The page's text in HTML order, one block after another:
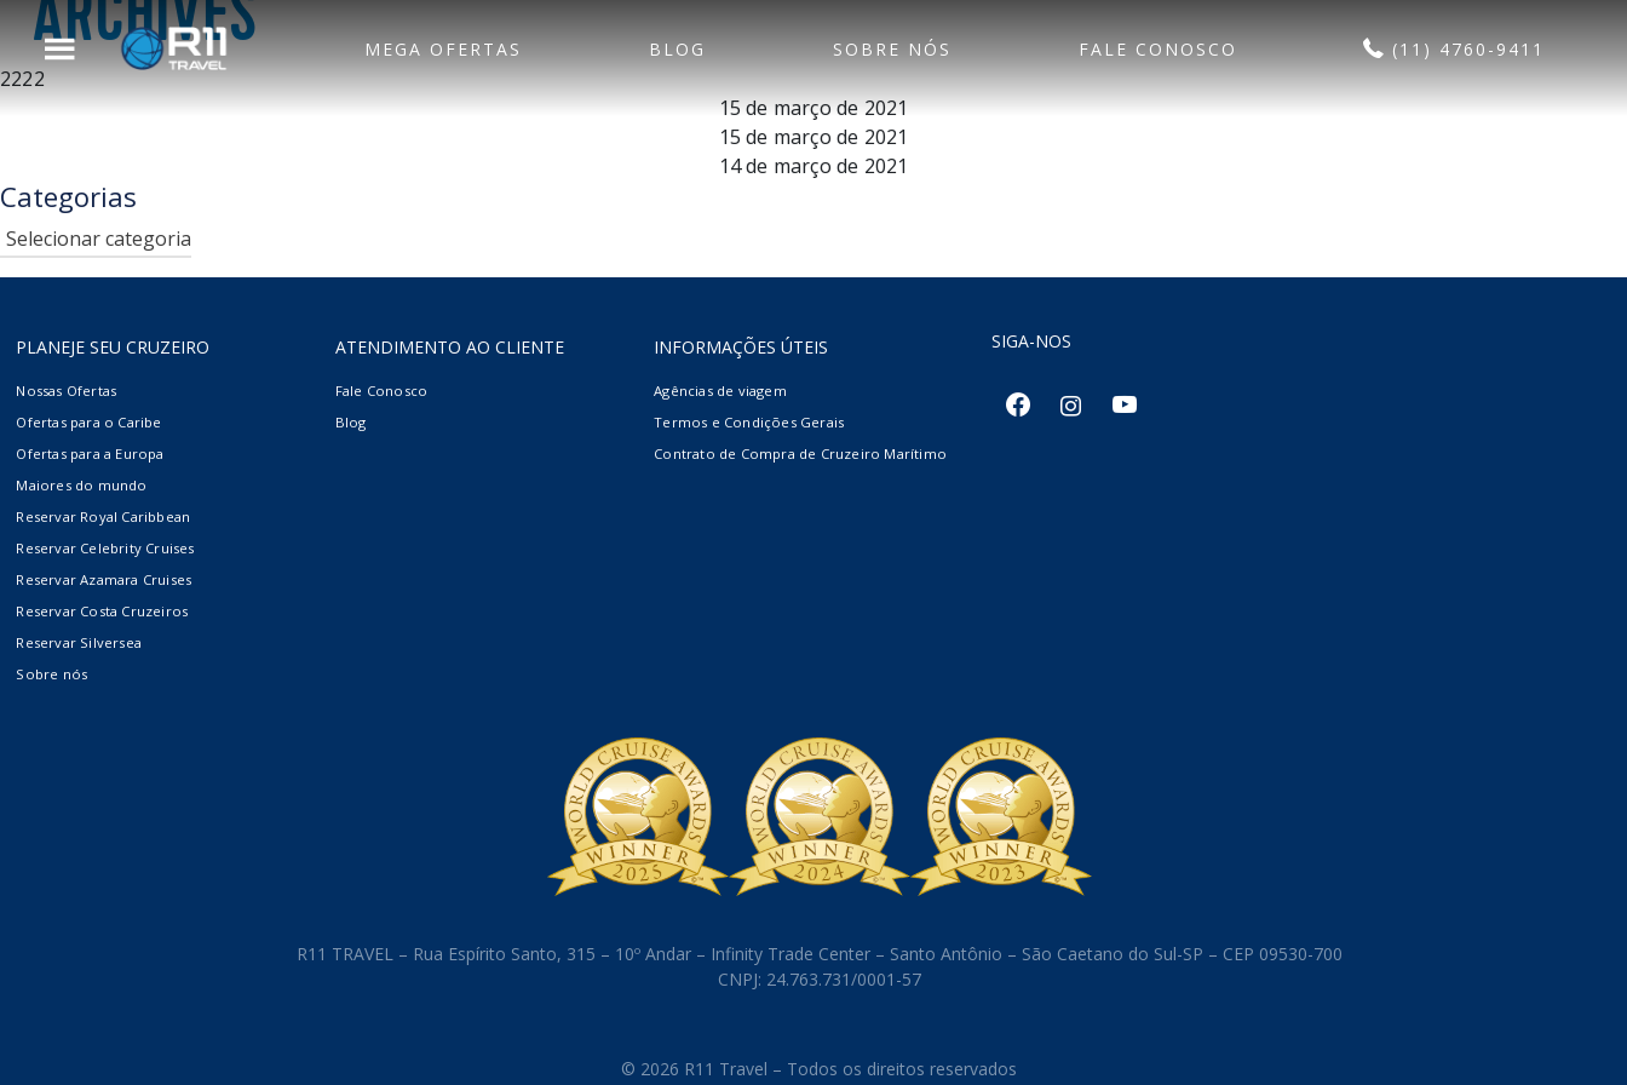
Voltar para o Menu
Celebrity Cruises
Azamara
Silversea
Costa Cruzeiros
Crystal Cruises
Aéreo
MEGA OFERTAS BLOG SOBRE NÓS FALE CONOSCO (11) 4760-9411
ARCHIVES
2222
15 de março de 2021
15 de março de 2021
14 de março de 2021
Categorias
Categorias
PLANEJE SEU CRUZEIRO
Nossas Ofertas
Ofertas para o Caribe
Ofertas para a Europa
Maiores do mundo
Reservar Royal Caribbean
Reservar Celebrity Cruises
Reservar Azamara Cruises
Reservar Costa Cruzeiros
Reservar Silversea
Sobre nós
ATENDIMENTO AO CLIENTE
Fale Conosco
Blog
INFORMAÇÕES ÚTEIS
Agências de viagem
Termos e Condições Gerais
Contrato de Compra de Cruzeiro Marítimo
SIGA-NOS
facebook instagramyoutube
R11 TRAVEL – Rua Espírito Santo, 315 – 10º Andar – Infinity Trade Center – Santo Antônio – São Caetano do Sul-SP – CEP 09530-700
CNPJ: 24.763.731/0001-57
© 2026 R11 Travel – Todos os direitos reservados